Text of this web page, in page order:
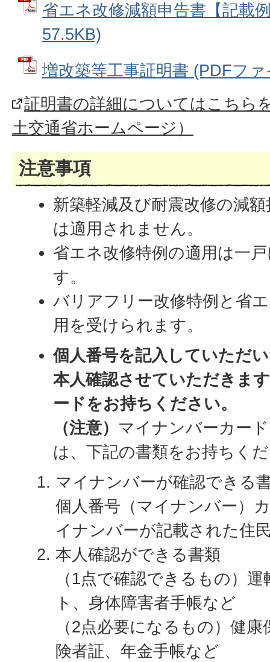
省エネ改修減額申告書【記載
57.5KB)
増改築等工事証明書 (PDFフ
証明書の詳細についてはこちら
土交通省ホームページ）
注意事項
新築軽減及び耐震改修の減
は適用されません。
省エネ改修特例の適用は一
す。
バリアフリー改修特例と省
用を受けられます。
個人番号を記入していただ
本人確認させていただきま
ードをお持ちください。
（注意） マイナンバーカー
は、下記の書類をお持ちく
マイナンバーが確認できる
個人番号（マイナンバー）
イナンバーが記載された住
本人確認ができる書類
（1点で確認できるもの）
ト、身体障害者手帳など
（2点必要になるもの）健
険者証、年金手帳など